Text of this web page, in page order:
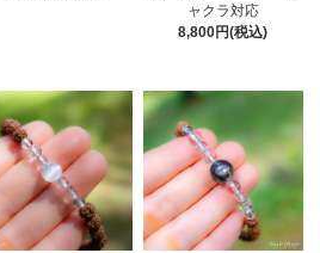
ャクラ対応
8,800円(税込)